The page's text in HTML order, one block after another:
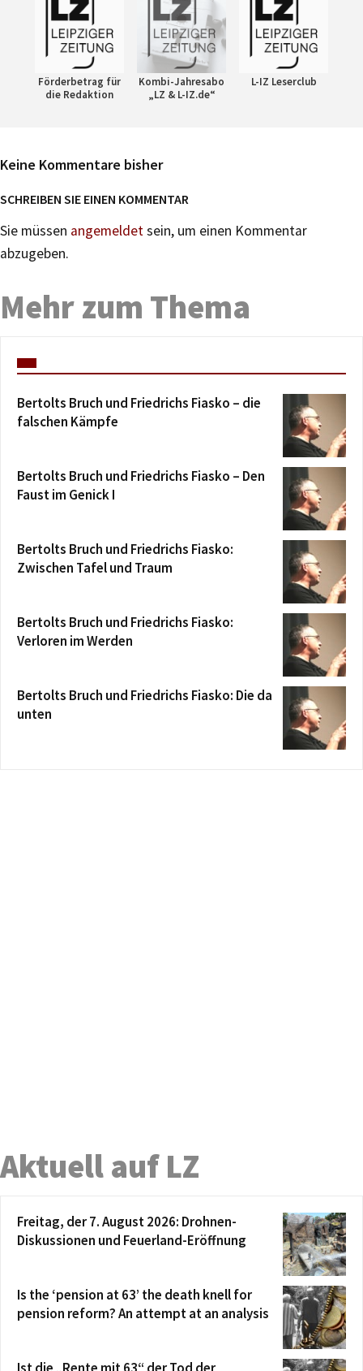
Förderbetrag für
die Redaktion
Kombi-Jahresabo
„LZ & L-IZ.de“
L-IZ Leserclub
Keine Kommentare bisher
SCHREIBEN SIE EINEN KOMMENTAR
Sie müssen angemeldetsein, um einen Kommentar
abzugeben.
Mehr zum Thema
Bertolts Bruch und Friedrichs Fiasko – die
falschen Kämpfe
Bertolts Bruch und Friedrichs Fiasko – Den
Faust im Genick I
Bertolts Bruch und Friedrichs Fiasko:
Zwischen Tafel und Traum
Bertolts Bruch und Friedrichs Fiasko:
Verloren im Werden
Bertolts Bruch und Friedrichs Fiasko: Die da
unten
Aktuell auf LZ
Freitag, der 7. August 2026: Drohnen-
Diskussionen und Feuerland-Eröffnung
Is the ‘pension at 63’ the death knell for
pension reform? An attempt at an analysis